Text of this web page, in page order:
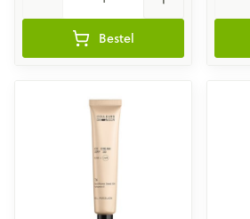
Bestel